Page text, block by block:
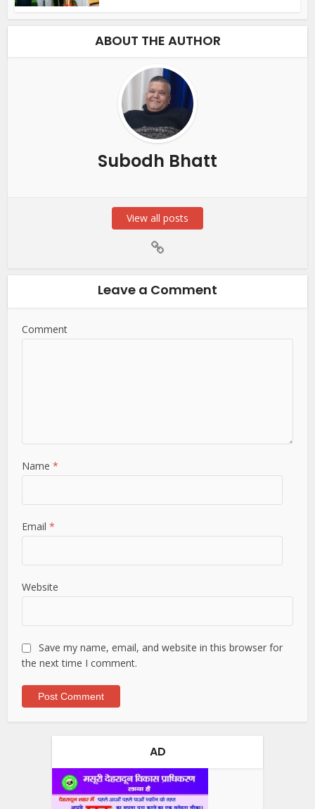
ABOUT THE AUTHOR
Subodh Bhatt
View all posts
Leave a Comment
Comment
Name*
Email*
Website
Save my name, email, and website in this browser for
the next time I comment.
AD